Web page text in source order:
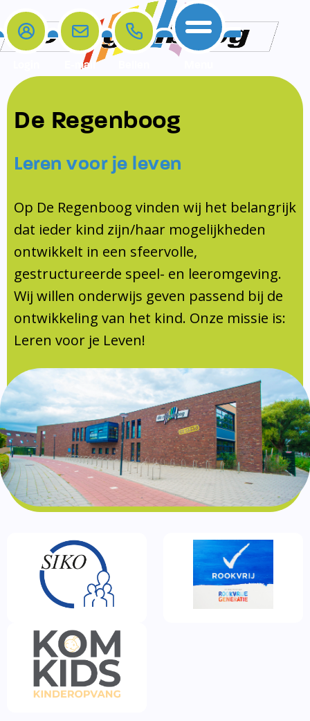
Home
De school
Opleiding en Stage
KomKids
Schoolvakanties
Ouderraad
Medezeggenschapsraad
Documentatie
Formulieren
SIKO
Ouders
Ouders
Contact
Contact
Contact
Samenwerkingen
Samenwerkingen
Schoollogopedist
E-mail
De Regenboog
Leren voor je leven
Op De Regenboog vinden wij het belangrijk
dat ieder kind zijn/haar mogelijkheden
ontwikkelt in een sfeervolle,
gestructureerde speel- en leeromgeving.
Wij willen onderwijs geven passend bij de
ontwikkeling van het kind. Onze missie is:
Leren voor je Leven!